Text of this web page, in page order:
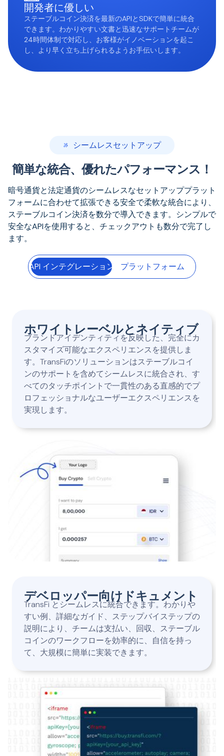
開発者に優しい
ステーブルコイン決済を最新のAPIとSDKで簡単に統合
できます。わかりやすい文書と迅速なサポートチームが
24時間体制で対応し、お客様がイノベーションを起こ
し、より早く立ち上げられるようお手伝いします。
シームレスセットアップ
簡単な統合、優れたパフォーマンス！
暗号通貨と法定通貨のシームレスなセットアッププラット
フォームに合わせて拡張できる安全で柔軟な統合により、
ステーブルコイン決済を数分で導入できます。シンプルで
安全なAPIを使用すると、チェックアウトも数分で完了し
ます。
API インテグレーション プラットフォーム
ホワイトレーベルとネイティブ
ブランドアイデンティティを反映した、完全にカ
スタマイズ可能なエクスペリエンスを提供しま
す。TransFiのソリューションはステーブルコイ
ンのサポートを含めてシームレスに統合され、す
べてのタッチポイントで一貫性のある直感的でプ
ロフェッショナルなユーザーエクスペリエンスを
実現します。
デベロッパー向けドキュメント
TransFi とシームレスに統合できます。わかりや
すい例、詳細なガイド、ステップバイステップの
説明により、チームは支払い、回収、ステーブル
コインのワークフローを効率的に、自信を持っ
て、大規模に簡単に実装できます。